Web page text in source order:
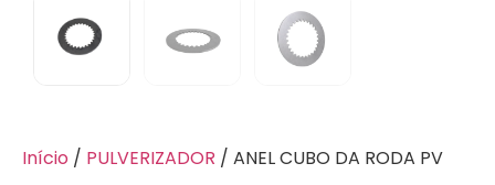
Início / PULVERIZADOR / ANEL CUBO DA RODA PV